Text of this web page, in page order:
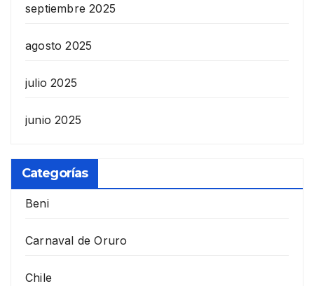
septiembre 2025
agosto 2025
julio 2025
junio 2025
Categorías
Beni
Carnaval de Oruro
Chile